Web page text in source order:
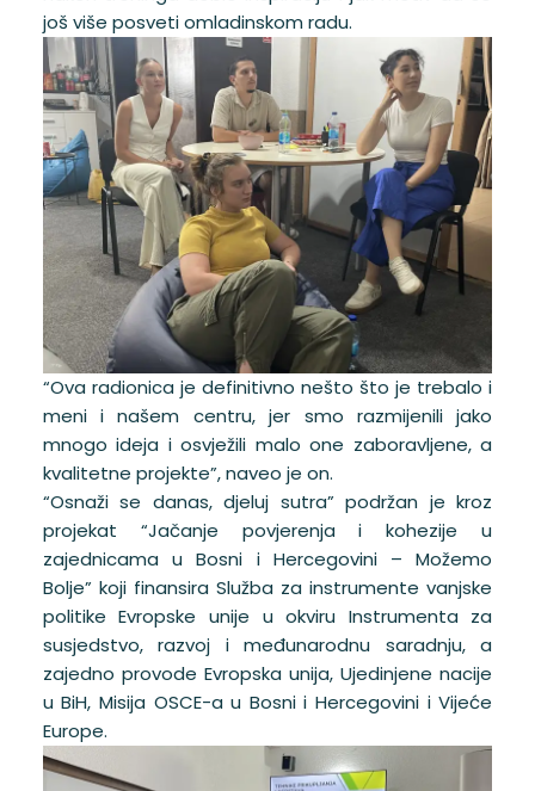
još više posveti omladinskom radu.
“Ova radionica je definitivno nešto što je trebalo i
meni i našem centru, jer smo razmijenili jako
mnogo ideja i osvježili malo one zaboravljene, a
kvalitetne projekte”, naveo je on.
“Osnaži se danas, djeluj sutra” podržan je kroz
projekat “Jačanje povjerenja i kohezije u
zajednicama u Bosni i Hercegovini – Možemo
Bolje” koji finansira Služba za instrumente vanjske
politike Evropske unije u okviru Instrumenta za
susjedstvo, razvoj i međunarodnu saradnju, a
zajedno provode Evropska unija, Ujedinjene nacije
u BiH, Misija OSCE-a u Bosni i Hercegovini i Vijeće
Europe.